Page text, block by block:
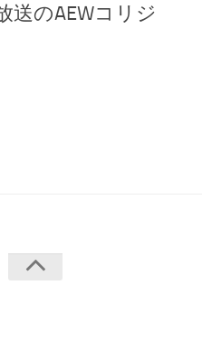
送のAEWコリジ